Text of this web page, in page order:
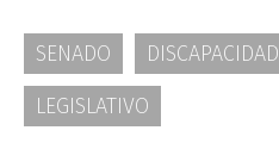
SENADO DISCAPACIDAD
LEGISLATIVO